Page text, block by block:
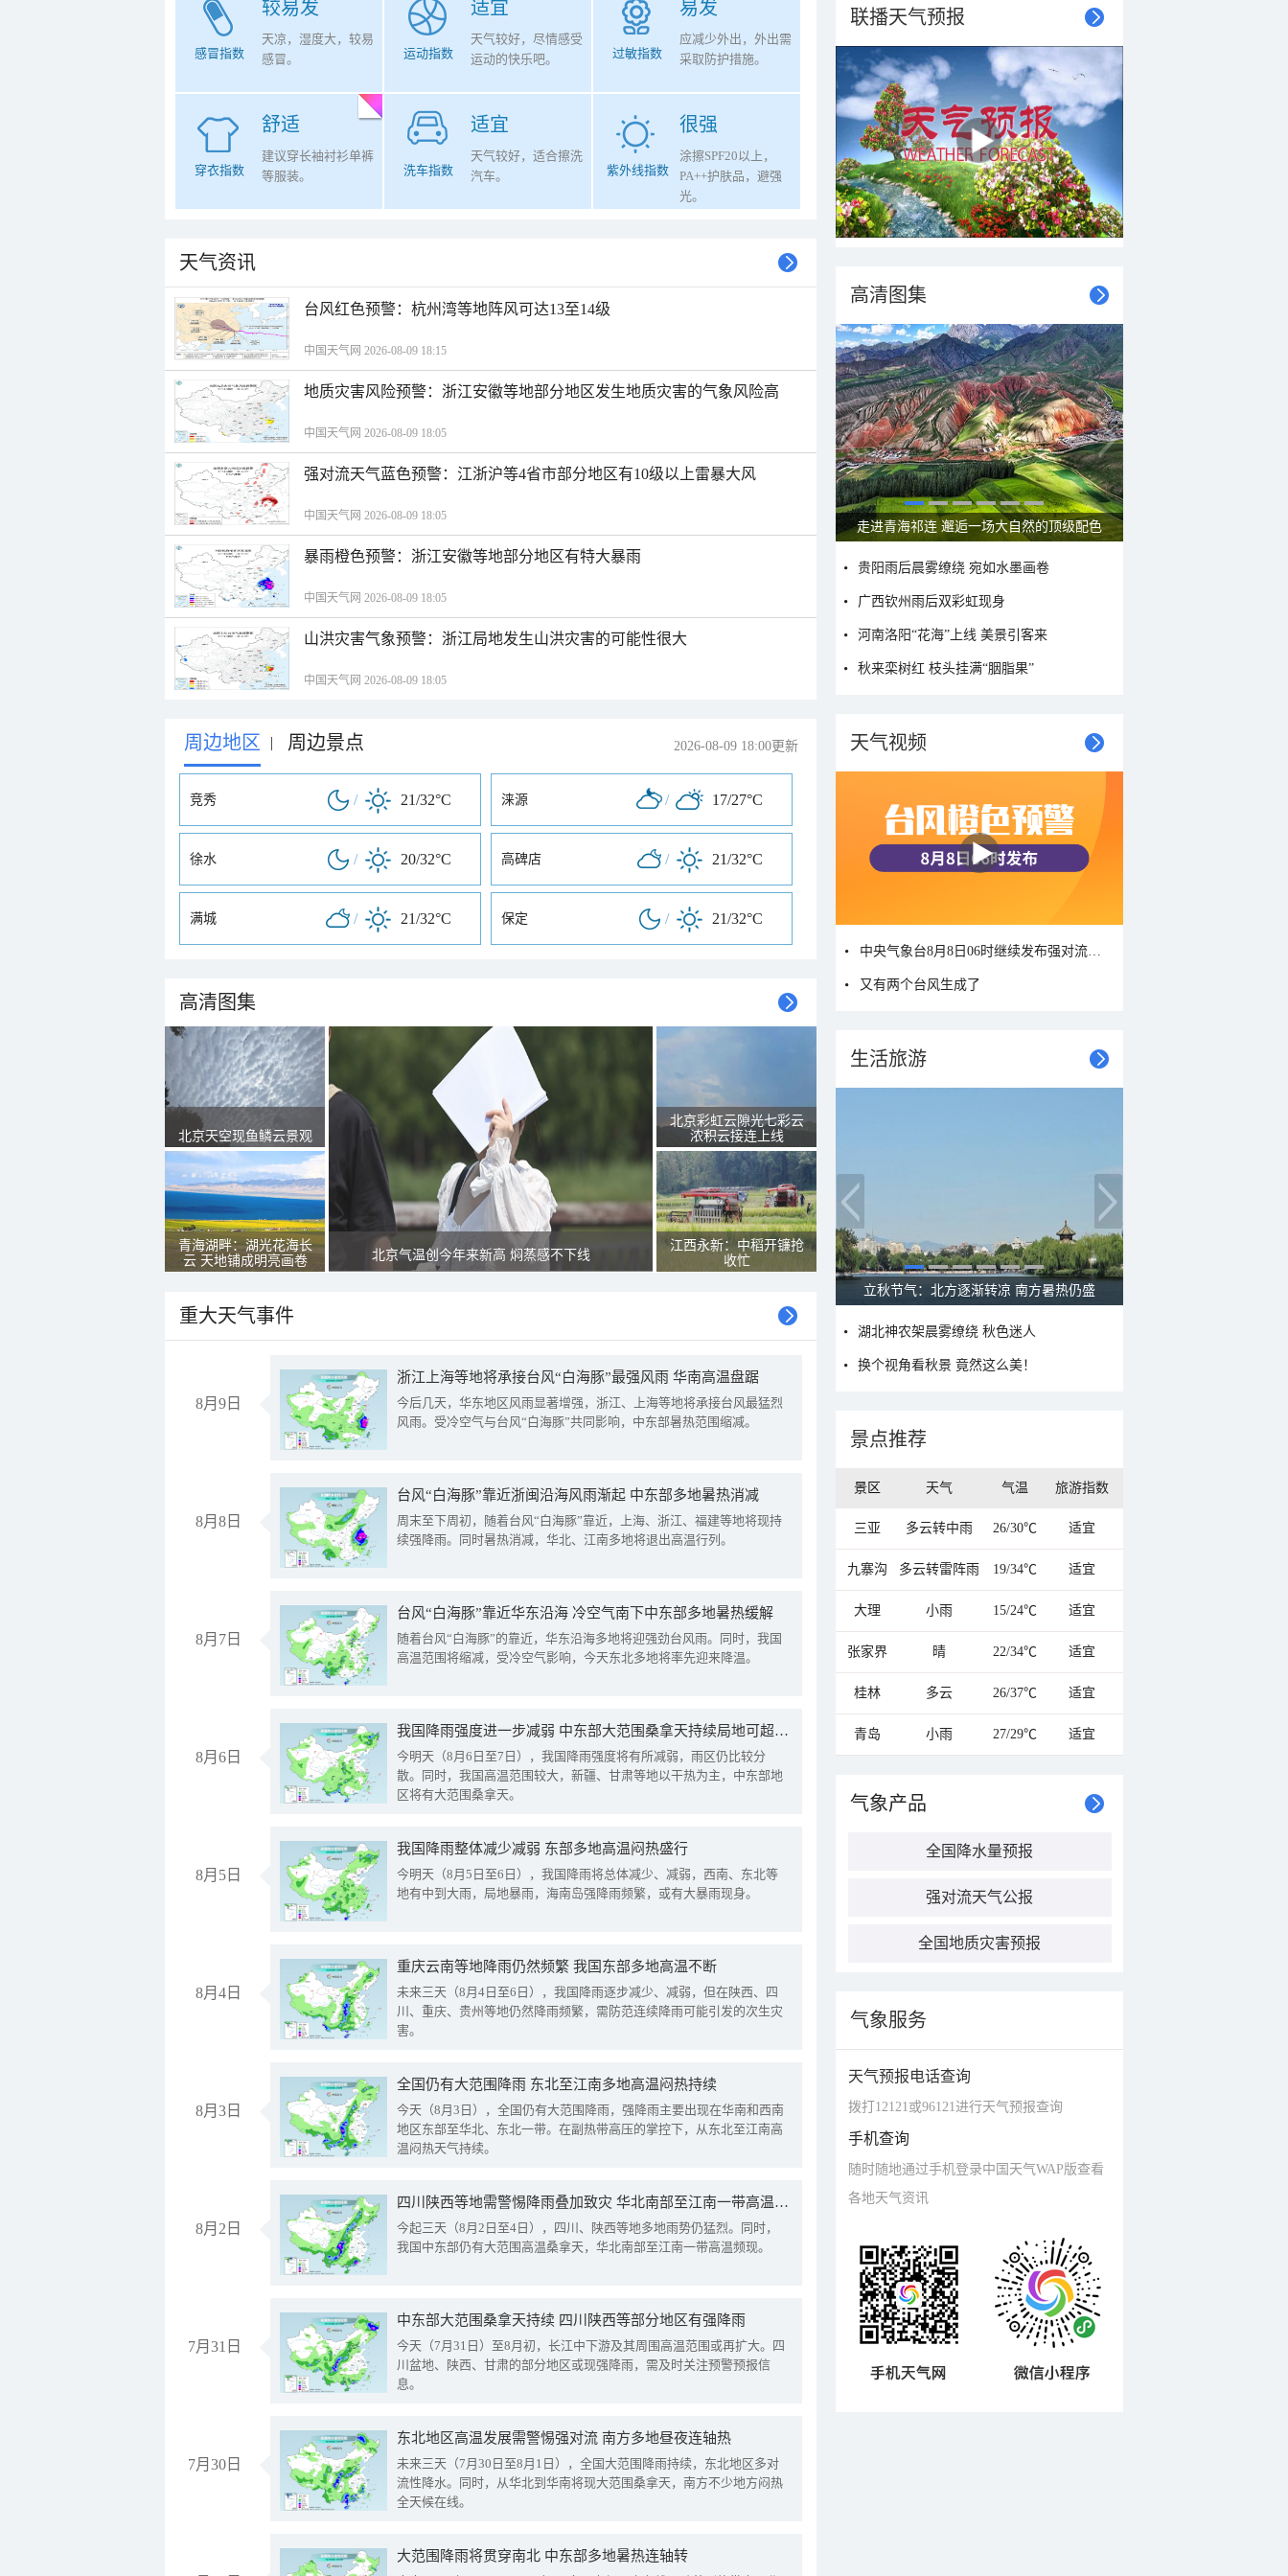
较易发
感冒指数
天凉，湿度大，较易
感冒。
适宜
运动指数
天气较好，尽情感受
运动的快乐吧。
易发
过敏指数
应减少外出，外出需
采取防护措施。
舒适
穿衣指数
建议穿长袖衬衫单裤
等服装。
适宜
洗车指数
天气较好，适合擦洗
汽车。
很强
紫外线指数
涂擦SPF20以上，
PA++护肤品，避强
光。
天气资讯
​台风红色预警：杭州湾等地阵风可达13至14级
中国天气网 2026-08-09 18:15
地质灾害风险预警：浙江安徽等地部分地区发生地质灾害的气象风险高
中国天气网 2026-08-09 18:05
强对流天气蓝色预警：江浙沪等4省市部分地区有10级以上雷暴大风
中国天气网 2026-08-09 18:05
暴雨橙色预警：浙江安徽等地部分地区有特大暴雨
中国天气网 2026-08-09 18:05
山洪灾害气象预警：浙江局地发生山洪灾害的可能性很大
中国天气网 2026-08-09 18:05
周边地区 | 周边景点 2026-08-09 18:00更新
竞秀 / 21/32°C 涞源 / 17/27°C
徐水 / 20/32°C 高碑店 / 21/32°C
满城 / 21/32°C 保定 / 21/32°C
高清图集
北京天空现鱼鳞云景观
青海湖畔：湖光花海长
云 天地铺成明亮画卷
北京气温创今年来新高 焖蒸感不下线
北京彩虹云隙光七彩云
浓积云接连上线
江西永新：中稻开镰抢
收忙
重大天气事件
8月9日
浙江上海等地将承接台风“白海豚”最强风雨 华南高温盘踞
今后几天，华东地区风雨显著增强，浙江、上海等地将承接台风最猛烈
风雨。受冷空气与台风“白海豚”共同影响，中东部暑热范围缩减。
8月8日
台风“白海豚”靠近浙闽沿海风雨渐起 中东部多地暑热消减
周末至下周初，随着台风“白海豚”靠近，上海、浙江、福建等地将现持
续强降雨。同时暑热消减，华北、江南多地将退出高温行列。
8月7日
台风“白海豚”靠近华东沿海 冷空气南下中东部多地暑热缓解
随着台风“白海豚”的靠近，华东沿海多地将迎强劲台风雨。同时，我国
高温范围将缩减，受冷空气影响，今天东北多地将率先迎来降温。
8月6日
我国降雨强度进一步减弱 中东部大范围桑拿天持续局地可超38℃
今明天（8月6日至7日），我国降雨强度将有所减弱，雨区仍比较分
散。同时，我国高温范围较大，新疆、甘肃等地以干热为主，中东部地
区将有大范围桑拿天。
8月5日
我国降雨整体减少减弱 东部多地高温闷热盛行
今明天（8月5日至6日），我国降雨将总体减少、减弱，西南、东北等
地有中到大雨，局地暴雨，海南岛强降雨频繁，或有大暴雨现身。
8月4日
重庆云南等地降雨仍然频繁 我国东部多地高温不断
未来三天（8月4日至6日），我国降雨逐步减少、减弱，但在陕西、四
川、重庆、贵州等地仍然降雨频繁，需防范连续降雨可能引发的次生灾
害。
8月3日
全国仍有大范围降雨 东北至江南多地高温闷热持续
今天（8月3日），全国仍有大范围降雨，强降雨主要出现在华南和西南
地区东部至华北、东北一带。在副热带高压的掌控下，从东北至江南高
温闷热天气持续。
8月2日
四川陕西等地需警惕降雨叠加致灾 华北南部至江南一带高温频现
今起三天（8月2日至4日），四川、陕西等地多地雨势仍猛烈。同时，
我国中东部仍有大范围高温桑拿天，华北南部至江南一带高温频现。
7月31日
中东部大范围桑拿天持续 四川陕西等部分地区有强降雨
今天（7月31日）至8月初，长江中下游及其周围高温范围或再扩大。四
川盆地、陕西、甘肃的部分地区或现强降雨，需及时关注预警预报信
息。
7月30日
东北地区高温发展需警惕强对流 南方多地昼夜连轴热
未来三天（7月30日至8月1日），全国大范围降雨持续，东北地区多对
流性降水。同时，从华北到华南将现大范围桑拿天，南方不少地方闷热
全天候在线。
大范围降雨将贯穿南北 中东部多地暑热连轴转
联播天气预报
高清图集
走进青海祁连 邂逅一场大自然的顶级配色
贵阳雨后晨雾缭绕 宛如水墨画卷
广西钦州雨后双彩虹现身
河南洛阳“花海”上线 美景引客来
秋来栾树红 枝头挂满“胭脂果”
天气视频
又有两个台风生成了
生活旅游
立秋节气：北方逐渐转凉 南方暑热仍盛
湖北神农架晨雾缭绕 秋色迷人
换个视角看秋景 竟然这么美！
景点推荐
景区 天气 气温 旅游指数
三亚 多云转中雨 26/30℃ 适宜
九寨沟 多云转雷阵雨 19/34℃ 适宜
大理 小雨 15/24℃ 适宜
张家界 晴 22/34℃ 适宜
桂林 多云 26/37℃ 适宜
青岛 小雨 27/29℃ 适宜
气象产品
全国降水量预报
强对流天气公报
全国地质灾害预报
气象服务
天气预报电话查询
拨打12121或96121进行天气预报查询
手机查询
随时随地通过手机登录中国天气WAP版查看
各地天气资讯